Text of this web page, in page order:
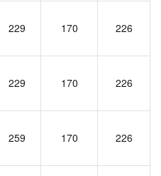
229 170 226
229 170 226
259 170 226